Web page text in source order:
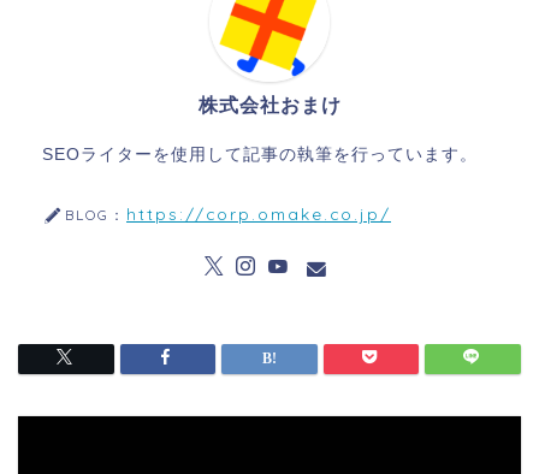
株式会社おまけ
SEOライターを使用して記事の執筆を行っています。
BLOG： https://corp.omake.co.jp/